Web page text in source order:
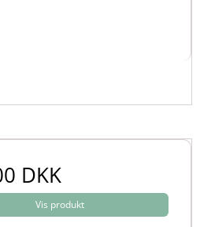
DKK
Vis produkt